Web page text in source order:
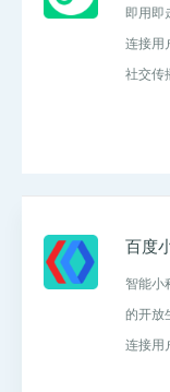
即用即
连接用
社交传
百度
智能小
的开放
连接用